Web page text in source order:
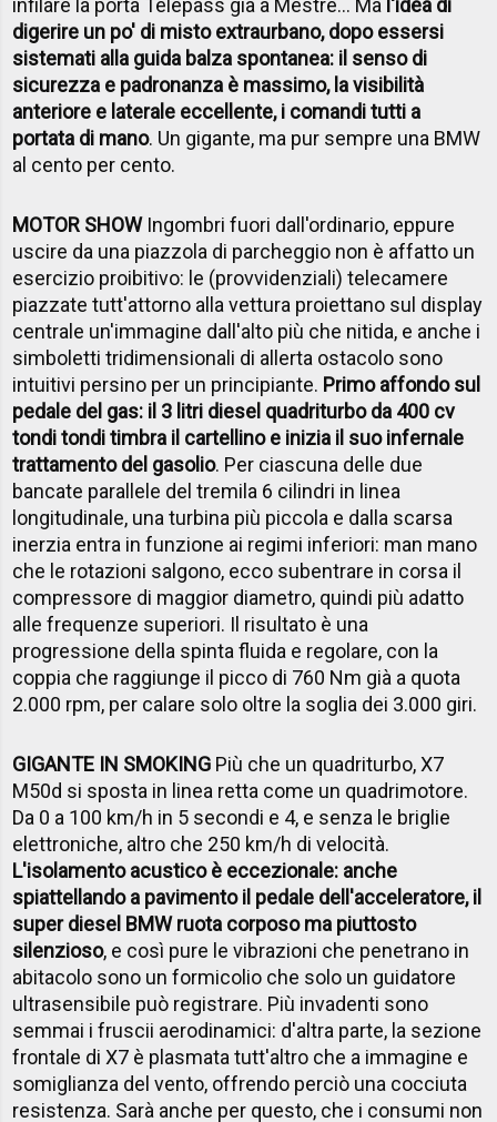
infilare la porta Telepass già a Mestre... Ma l'idea di
digerire un po' di misto extraurbano, dopo essersi
sistemati alla guida balza spontanea: il senso di
sicurezza e padronanza è massimo, la visibilità
anteriore e laterale eccellente, i comandi tutti a
portata di mano. Un gigante, ma pur sempre una BMW
al cento per cento.
MOTOR SHOWIngombri fuori dall'ordinario, eppure
uscire da una piazzola di parcheggio non è affatto un
esercizio proibitivo: le (provvidenziali) telecamere
piazzate tutt'attorno alla vettura proiettano sul display
centrale un'immagine dall'alto più che nitida, e anche i
simboletti tridimensionali di allerta ostacolo sono
intuitivi persino per un principiante. Primo affondo sul
pedale del gas: il 3 litri diesel quadriturbo da 400 cv
tondi tondi timbra il cartellino e inizia il suo infernale
trattamento del gasolio. Per ciascuna delle due
bancate parallele del tremila 6 cilindri in linea
longitudinale, una turbina più piccola e dalla scarsa
inerzia entra in funzione ai regimi inferiori: man mano
che le rotazioni salgono, ecco subentrare in corsa il
compressore di maggior diametro, quindi più adatto
alle frequenze superiori. Il risultato è una
progressione della spinta fluida e regolare, con la
coppia che raggiunge il picco di 760 Nm già a quota
2.000 rpm, per calare solo oltre la soglia dei 3.000 giri.
GIGANTE IN SMOKING Più che un quadriturbo, X7
M50d si sposta in linea retta come un quadrimotore.
Da 0 a 100 km/h in 5 secondi e 4, e senza le briglie
elettroniche, altro che 250 km/h di velocità.
L'isolamento acustico è eccezionale: anche
spiattellando a pavimento il pedale dell'acceleratore, il
super diesel BMW ruota corposo ma piuttosto
silenzioso, e così pure le vibrazioni che penetrano in
abitacolo sono un formicolio che solo un guidatore
ultrasensibile può registrare. Più invadenti sono
semmai i fruscii aerodinamici: d'altra parte, la sezione
frontale di X7 è plasmata tutt'altro che a immagine e
somiglianza del vento, offrendo perciò una cocciuta
resistenza. Sarà anche per questo, che i consumi non